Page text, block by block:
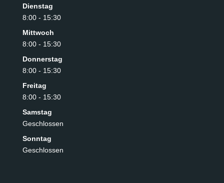
Dienstag
8:00 - 15:30
Mittwoch
8:00 - 15:30
Donnerstag
8:00 - 15:30
Freitag
8:00 - 15:30
Samstag
Geschlossen
Sonntag
Geschlossen